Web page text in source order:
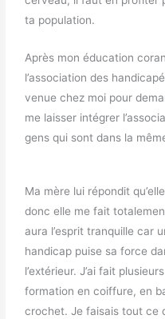
ta population.
Après mon éducation
l’association des
venue chez moi pour
me laisser intégrer
gens qui sont dans la
Ma mère lui répondit
donc elle me fait
aura l’esprit tranquille car
handicap puise sa force
l’extérieur. J’ai fait
formation en coiffure, en
crochet. Je faisais tout ce